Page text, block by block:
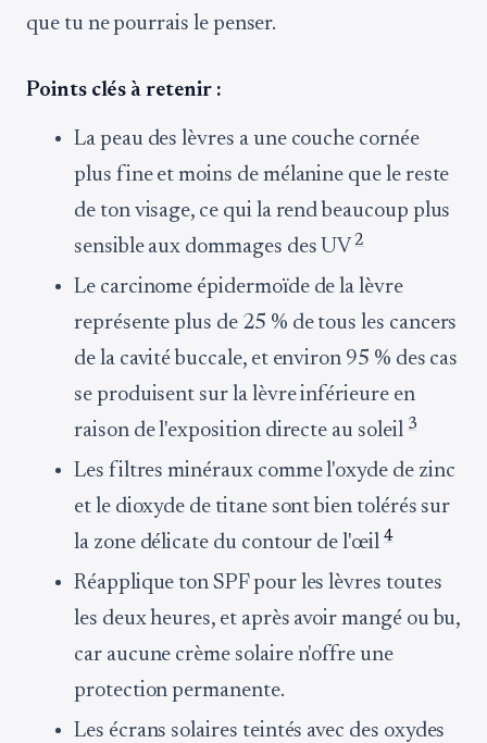
que tu ne pourrais le penser.
Points clés à retenir :
La peau des lèvres a une couche cornée
plus fine et moins de mélanine que le reste
de ton visage, ce qui la rend beaucoup plus
sensible aux dommages des UV2
Le carcinome épidermoïde de la lèvre
représente plus de 25 % de tous les cancers
de la cavité buccale, et environ 95 % des cas
se produisent sur la lèvre inférieure en
raison de l'exposition directe au soleil 3
Les filtres minéraux comme l'oxyde de zinc
et le dioxyde de titane sont bien tolérés sur
la zone délicate du contour de l'œil 4
Réapplique ton SPF pour les lèvres toutes
les deux heures, et après avoir mangé ou bu,
car aucune crème solaire n'offre une
protection permanente.
Les écrans solaires teintés avec des oxydes